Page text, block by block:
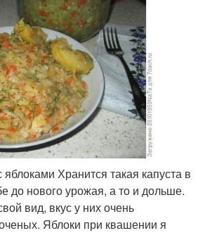
Хранится такая капуста в
до нового урожая, а то и дольше.
вид, вкус у них очень
Яблоки при квашении я